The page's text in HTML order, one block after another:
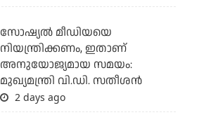
സോഷ്യല്‍ മീഡിയയെ
നിയന്ത്രിക്കണം, ഇതാണ്
അനുയോജ്യമായ സമയം:
മുഖ്യമന്ത്രി വി.ഡി. സതീശന്‍
2 days ago